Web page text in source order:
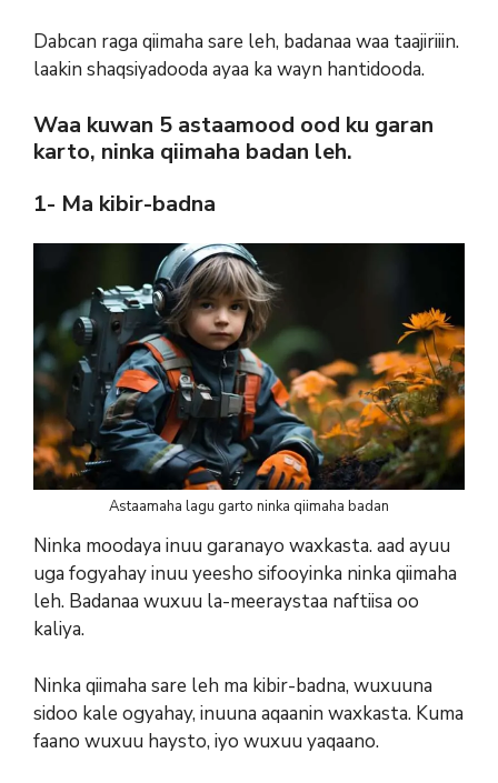
Dabcan raga qiimaha sare leh, badanaa waa taajiriiin.
laakin shaqsiyadooda ayaa ka wayn hantidooda.
Waa kuwan 5 astaamood ood ku garan
karto, ninka qiimaha badan leh.
1- Ma kibir-badna
Astaamaha lagu garto ninka qiimaha badan
Ninka moodaya inuu garanayo waxkasta. aad ayuu
uga fogyahay inuu yeesho sifooyinka ninka qiimaha
leh. Badanaa wuxuu la-meeraystaa naftiisa oo
kaliya.
Ninka qiimaha sare leh ma kibir-badna, wuxuuna
sidoo kale ogyahay, inuuna aqaanin waxkasta. Kuma
faano wuxuu haysto, iyo wuxuu yaqaano.